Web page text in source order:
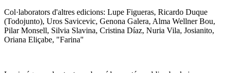
Col·laborators d'altres edicions: Lupe Figueras, Ricardo Duque
(Todojunto), Uros Savicevic, Genona Galera, Alma Wellner Bou,
Pilar Monsell, Silvia Slavina, Cristina Díaz, Nuria Vila, Josianito,
Oriana Eliçabe, "Farina"